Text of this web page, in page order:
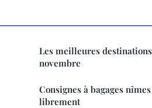
Les meilleures
novembre
Consignes à bagages
librement